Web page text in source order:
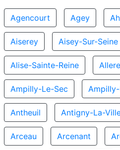
Agencourt Agey
Aiserey Aisey-Sur-Seine
Alise-Sainte-Reine
Ampilly-Le-Sec
Antheuil Antigny-La-
Arceau Arcenant